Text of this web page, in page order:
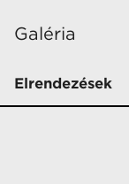
Galéria
Elrendezések